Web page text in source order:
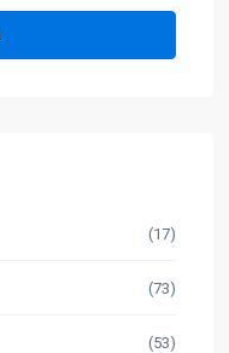
(17)
(73)
(53)